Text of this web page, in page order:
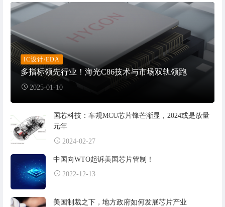
IC设计/EDA
多指标领先行业！海光C86技术与市场双轨领跑
2025-01-10
国芯科技：车规MCU芯片锋芒渐显，2024或是放量
元年
2024-02-27
中国向WTO起诉美国芯片管制！
2022-12-13
美国制裁之下，地方政府如何发展芯片产业